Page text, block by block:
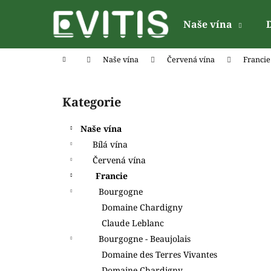
Naše vína
Domů Naše vína Červená vína Francie
Přeskočit
kategorie
Kategorie
Naše vína
Bílá vína
Červená vína
Francie
Bourgogne
Domaine Chardigny
Claude Leblanc
Bourgogne - Beaujolais
Domaine des Terres Vivantes
í
Zpět
do
Zpět
do